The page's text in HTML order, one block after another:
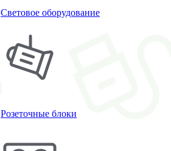
Световое оборудование
Розеточные блоки